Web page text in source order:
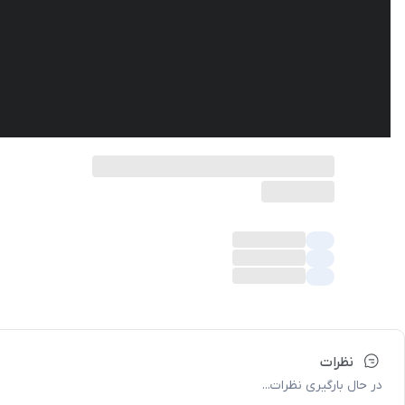
نظرات
در حال بارگیری نظرات...